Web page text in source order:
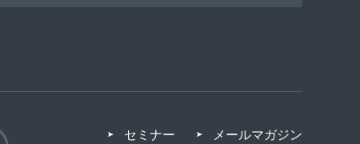
セミナー メールマガジン